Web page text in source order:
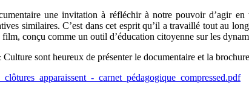
une invitation à réfléchir à notre pouvoir d’agir en
similaires. C’est dans cet esprit qu’il a travaillé tout au
conçu comme un outil d’éducation citoyenne sur les
sont heureux de présenter le documentaire et la
_carnet_pédagogique_compressed.pdf